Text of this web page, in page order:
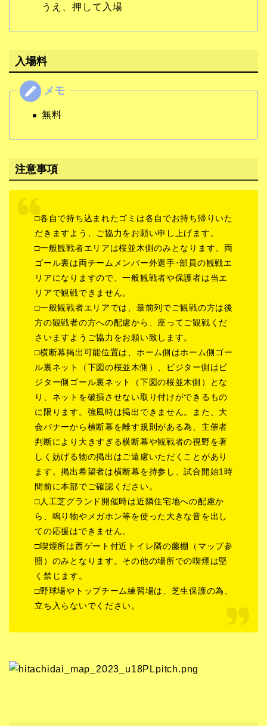
うえ、押して入場
入場料
無料
注意事項
□各自で持ち込まれたゴミは各自でお持ち帰りいた
だきますよう、ご協力をお願い申し上げます。
□一般観戦者エリアは桜並木側のみとなります。両
ゴール裏は両チームメンバー外選手･部員の観戦エ
リアになりますので、一般観戦者や保護者は当エ
リアで観戦できません。
□一般観戦者エリアでは、最前列でご観戦の方は後
方の観戦者の方への配慮から、座ってご観戦くだ
さいますようご協力をお願い致します。
□横断幕掲出可能位置は、ホーム側はホーム側ゴー
ル裏ネット（下図の桜並木側）、ビジター側はビ
ジター側ゴール裏ネット（下図の桜並木側）とな
り、ネットを破損させない取り付けができるもの
に限ります。強風時は掲出できません。また、大
会バナーから横断幕を離す規則がある為、主催者
判断により大きすぎる横断幕や観戦者の視野を著
しく妨げる物の掲出はご遠慮いただくことがあり
ます。掲出希望者は横断幕を持参し、試合開始1時
間前に本部でご確認ください。
□人工芝グランド開催時は近隣住宅地への配慮か
ら、鳴り物やメガホン等を使った大きな音を出し
ての応援はできません。
□喫煙所は西ゲート付近トイレ隣の藤棚（マップ参
照）のみとなります。その他の場所での喫煙は堅
く禁じます。
□野球場やトップチーム練習場は、芝生保護の為、
立ち入らないでください。